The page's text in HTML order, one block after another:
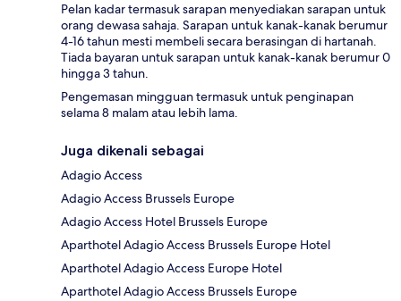
Pelan kadar termasuk sarapan menyediakan sarapan untuk
orang dewasa sahaja. Sarapan untuk kanak-kanak berumur
4-16 tahun mesti membeli secara berasingan di hartanah.
Tiada bayaran untuk sarapan untuk kanak-kanak berumur 0
hingga 3 tahun.
Pengemasan mingguan termasuk untuk penginapan
selama 8 malam atau lebih lama.
Juga dikenali sebagai
Adagio Access
Adagio Access Brussels Europe
Adagio Access Hotel Brussels Europe
Aparthotel Adagio Access Brussels Europe Hotel
Aparthotel Adagio Access Europe Hotel
Aparthotel Adagio Access Brussels Europe